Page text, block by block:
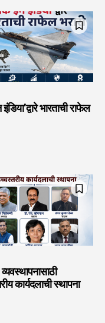
भारताची राफेल
कार्यदलाची स्थापना